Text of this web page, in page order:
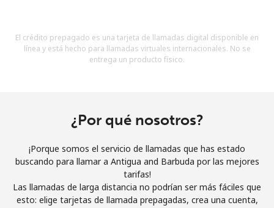
Al abrir una cuenta en este sitio web, estoy de acuerdo con
estos
Términos y condiciones.
¡Hola!
Inicia sesión oREGÍSTRATE →
El crédito prepagado es una tarjeta de llamadas digital disponible en
línea y está hecho para llamadas virtuales internacionales. No se
entrega un producto físico.
¿Por qué nosotros?
¡Porque somos el servicio de llamadas que has estado
buscando para llamar a Antigua and Barbuda por las mejores
tarifas!
Las llamadas de larga distancia no podrían ser más fáciles que
esto: elige tarjetas de llamada prepagadas, crea una cuenta,